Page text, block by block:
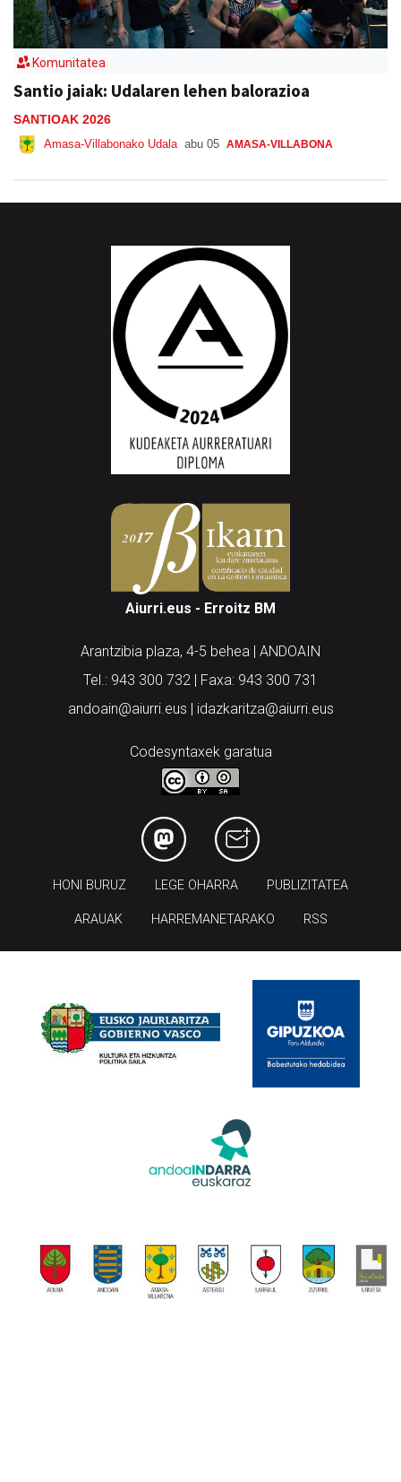
Komunitatea
Santio jaiak: Udalaren lehen balorazioa
SANTIOAK 2026
Amasa-Villabonako Udala abu 05 AMASA-VILLABONA
Aiurri.eus - Erroitz BM
Arantzibia plaza, 4-5 behea | ANDOAIN
Tel.: 943 300 732 | Faxa: 943 300 731
andoain@aiurri.eus | idazkaritza@aiurri.eus
Codesyntaxek garatua
HONI BURUZ LEGE OHARRA PUBLIZITATEA
ARAUAK HARREMANETARAKO RSS